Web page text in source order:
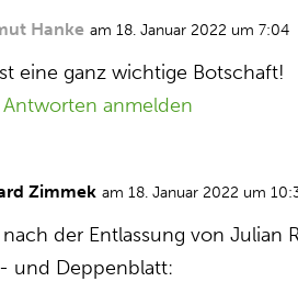
Hanke am 18. Januar 2022 um 7:04
eine ganz wichtige Botschaft!
anmelden
Zimmek am 18. Januar 2022 um
nach der Entlassung von Julian
und Deppenblatt: